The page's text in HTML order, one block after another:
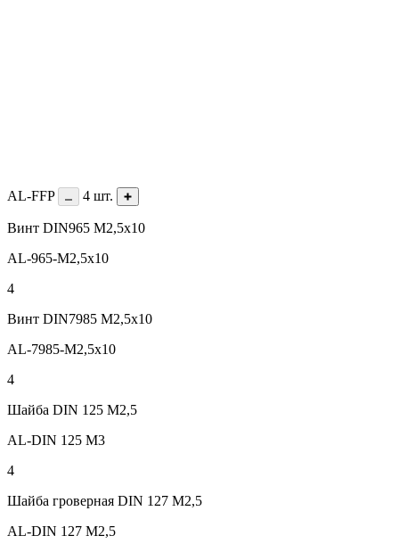
AL-FFP 4 шт.
Винт DIN965 М2,5х10
AL-965-M2,5х10
4
Винт DIN7985 M2,5х10
AL-7985-M2,5x10
4
Шайба DIN 125 М2,5
AL-DIN 125 M3
4
Шайба гроверная DIN 127 М2,5
AL-DIN 127 M2,5